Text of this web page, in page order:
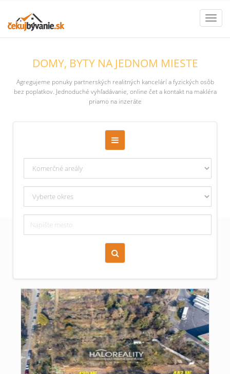
DOMY, BYTY NA JEDNOM MIESTE
Agregujeme ponuky partnerských realitných kancelárí a fyzických osôb
bez poplatkov. Jednoduché vyhľadávanie, online čet a kontakt na makléra
priamo na inzeráte
Zoraď podľa času pridania